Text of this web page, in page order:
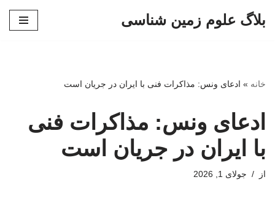
بلاگ علوم زمین شناسی
خانه » ادعای ونس: مذاکرات فنی با ایران در جریان است
ادعای ونس: مذاکرات فنی
با ایران در جریان است
از جولای 1, 2026